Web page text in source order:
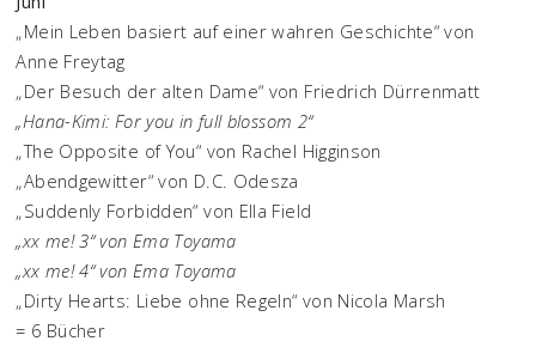
„Mein Leben basiert auf einer wahren Geschichte“ von
Anne Freytag
„Der Besuch der alten Dame“ von Friedrich Dürrenmatt
„Hana-Kimi: For you in full blossom 2“
„The Opposite of You“ von Rachel Higginson
„Abendgewitter“ von D.C. Odesza
„Suddenly Forbidden“ von Ella Field
„xx me! 3“ von Ema Toyama
„xx me! 4“ von Ema Toyama
„Dirty Hearts: Liebe ohne Regeln“ von Nicola Marsh
= 6 Bücher